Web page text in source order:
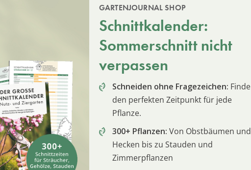
GARTENJOURNAL SHOP
Schnittkalender:
Sommerschnitt nicht
verpassen
Schneiden ohne Fragezeichen: Finde
den perfekten Zeitpunkt für jede
Pflanze.
300+ Pflanzen: Von Obstbäumen und
Hecken bis zu Stauden und
Zimmerpflanzen